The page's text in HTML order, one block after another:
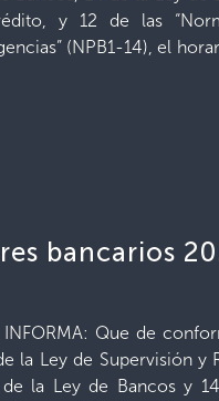
y 12 de las
(NPB1-14), el
bancarios
INFORMA: Que de
la Ley de Supervisión y
la Ley de Bancos y